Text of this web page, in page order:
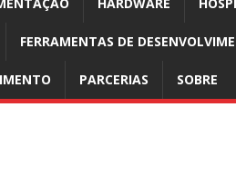
FERRAMENTAS DE
PARCERIAS SOBRE